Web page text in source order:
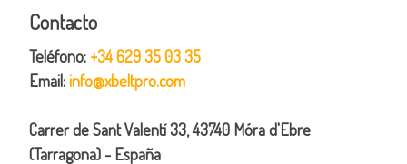
Contacto
Teléfono: +34 629 35 03 35
Email:info@xbeltpro.com
Carrer de Sant Valentí 33, 43740 Móra d'Ebre
(Tarragona) - España